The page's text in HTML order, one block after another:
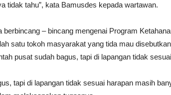
tidak tahu”, kata Bamusdes kepada wartawan.
berbincang – bincang mengenai Program
satu tokoh masyarakat yang tida mau
pusat sudah bagus, tapi di lapangan tidak
tapi di lapangan tidak sesuai harapan masih